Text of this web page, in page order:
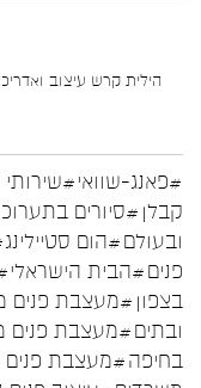
#פאנג-שוואי#שירותי
קבלן #סיורים
ובעולם#הום סטיילינג
פנים#הבית הישראלי
בצפון #מעצבת פנים
ובתים#מעצבת פנים
בחיפה#מעצבת